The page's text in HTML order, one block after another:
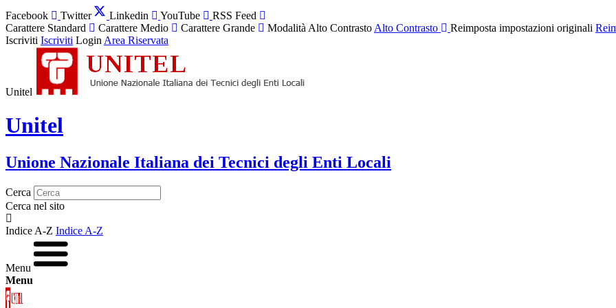
Facebook Twitter Linkedin YouTube
RSS Feed
Carattere Standard
Carattere Medio Carattere Grande Modalità Alto Contrasto Alto Contrasto Reimposta impostazioni originali
Iscriviti Iscriviti Login Area Riservata
Unitel
Unitel
Unione Nazionale Italiana dei Tecnici degli Enti Locali
Cerca
Cerca nel sito
Indice A-Z Indice A-Z
Menu
Menu